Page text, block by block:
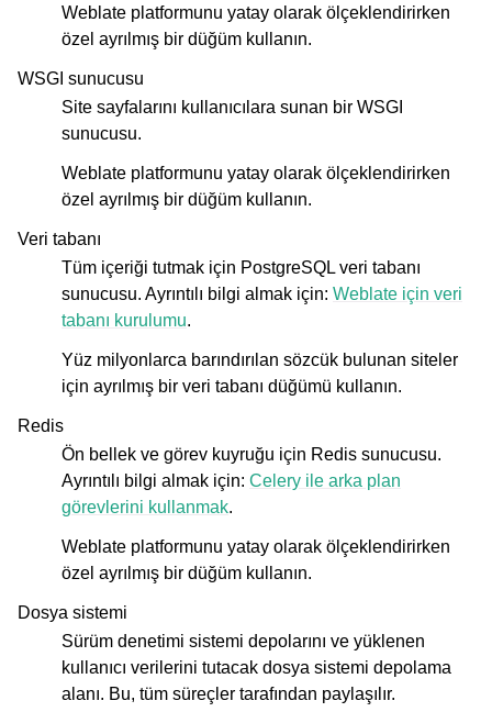
Weblate platformunu yatay olarak ölçeklendirirken
özel ayrılmış bir düğüm kullanın.
WSGI sunucusu
Site sayfalarını kullanıcılara sunan bir WSGI
sunucusu.
Weblate platformunu yatay olarak ölçeklendirirken
özel ayrılmış bir düğüm kullanın.
Veri tabanı
Tüm içeriği tutmak için PostgreSQL veri tabanı
sunucusu. Ayrıntılı bilgi almak için: Weblate için veri
tabanı kurulumu.
Yüz milyonlarca barındırılan sözcük bulunan siteler
için ayrılmış bir veri tabanı düğümü kullanın.
Redis
Ön bellek ve görev kuyruğu için Redis sunucusu.
Ayrıntılı bilgi almak için: Celery ile arka plan
görevlerini kullanmak.
Weblate platformunu yatay olarak ölçeklendirirken
özel ayrılmış bir düğüm kullanın.
Dosya sistemi
Sürüm denetimi sistemi depolarını ve yüklenen
kullanıcı verilerini tutacak dosya sistemi depolama
alanı. Bu, tüm süreçler tarafından paylaşılır.